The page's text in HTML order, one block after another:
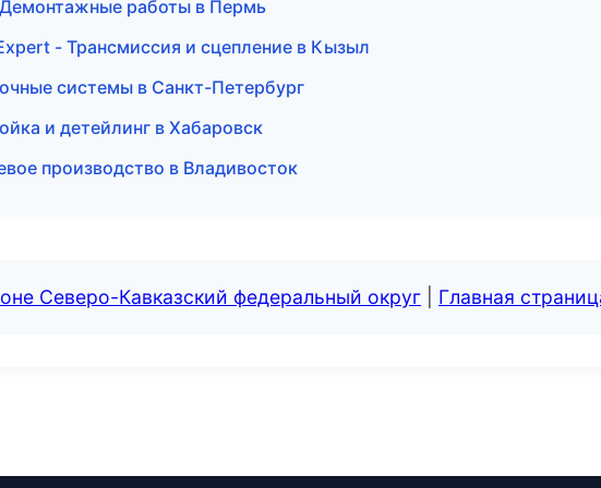
работы в Пермь
- Трансмиссия и сцепление в Кызыл
системы в Санкт-Петербург
и детейлинг в Хабаровск
производство в Владивосток
Северо-Кавказский федеральный округ Главная